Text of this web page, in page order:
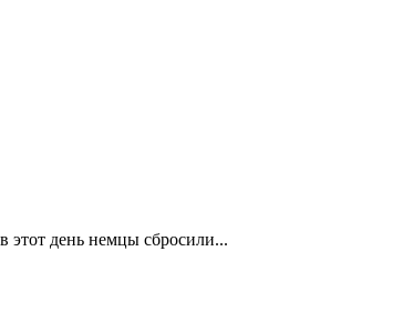
этот день немцы сбросили...